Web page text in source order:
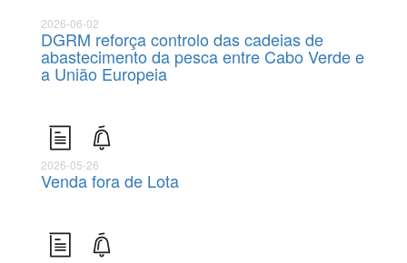
2026-06-02
DGRM reforça controlo das cadeias de
abastecimento da pesca entre Cabo Verde e
a União Europeia
2026-05-26
Venda fora de Lota